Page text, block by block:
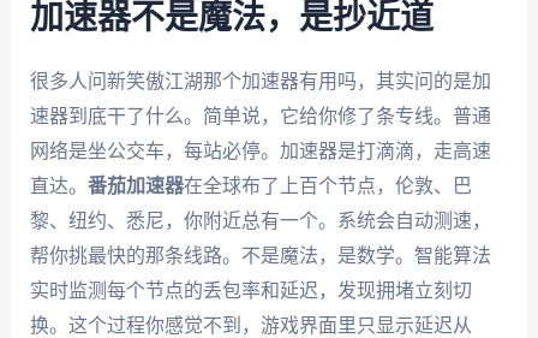
加速器不是魔法，是抄近道
很多人问新笑傲江湖那个加速器有用吗，其实问的是加
速器到底干了什么。简单说，它给你修了条专线。普通
网络是坐公交车，每站必停。加速器是打滴滴，走高速
直达。 番茄加速器在全球布了上百个节点，伦敦、巴
黎、纽约、悉尼，你附近总有一个。系统会自动测速，
帮你挑最快的那条线路。不是魔法，是数学。智能算法
实时监测每个节点的丢包率和延迟，发现拥堵立刻切
换。这个过程你感觉不到，游戏界面里只显示延迟从